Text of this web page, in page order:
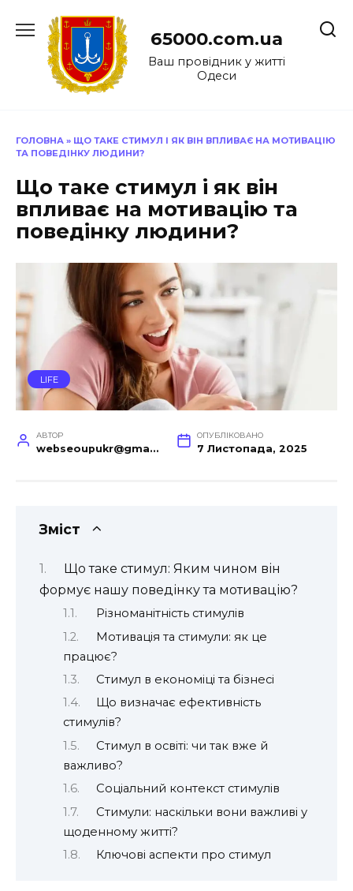
до
65000.com.ua
Ваш провідник у житті
Одеси
ГОЛОВНА » ЩО ТАКЕ СТИМУЛ І ЯК ВІН ВПЛИВАЄ НА МОТИВАЦІЮ
ТА ПОВЕДІНКУ ЛЮДИНИ?
Що таке стимул і як він
впливає на мотивацію та
поведінку людини?
LIFE
АВТОР
webseoupukr@gmail.com
ОПУБЛІКОВАНО
7 Листопада, 2025
Зміст
Що таке стимул: Яким чином він
формує нашу поведінку та мотивацію?
Різноманітність стимулів
Мотивація та стимули: як це
працює?
Стимул в економіці та бізнесі
Що визначає ефективність
стимулів?
Стимул в освіті: чи так вже й
важливо?
Соціальний контекст стимулів
Стимули: наскільки вони важливі у
щоденному житті?
Ключові аспекти про стимул